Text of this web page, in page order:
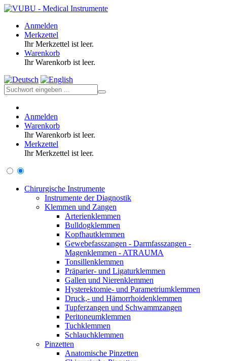
Anmelden
Merkzettel
Ihr Merkzettel ist leer.
Warenkorb
Ihr Warenkorb ist leer.
Anmelden
Warenkorb
Ihr Warenkorb ist leer.
Merkzettel
Ihr Merkzettel ist leer.
Chirurgische Instrumente
Instrumente der Diagnostik
Klemmen und Zangen
Arterienklemmen
Bulldogklemmen
Kopfhautklemmen
Gewebefasszangen - Darmfasszangen -
Magenklemmen - ATRAUMA
Tonsillenklemmen
Präparier- und Ligaturklemmen
Gallen und Nierenklemmen
Hysterektomie- und Parametriumklemmen
Druck,- und Hämorrhoidenklemmen
Tupferzangen und Schwammzangen
Peritoneumklemmen
Tuchklemmen
Schlauchklemmen
Pinzetten
Anatomische Pinzetten